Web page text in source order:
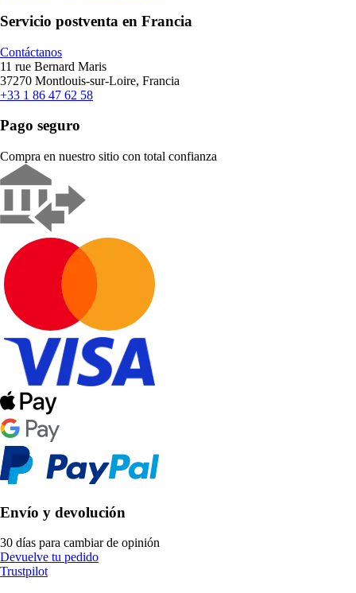
Servicio postventa en Francia
Contáctanos
11 rue Bernard Maris
37270 Montlouis-sur-Loire, Francia
+33 1 86 47 62 58
Pago seguro
Compra en nuestro sitio con total confianza
Envío y devolución
30 días para cambiar de opinión
Devuelve tu pedido
Trustpilot